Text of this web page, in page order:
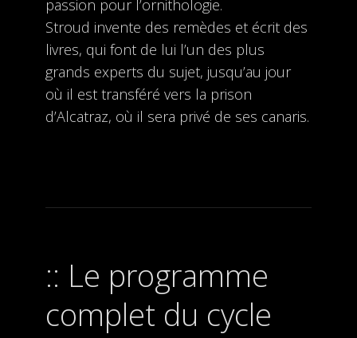
passion pour l’ornithologie.
Stroud invente des remèdes et écrit des
livres, qui font de lui l’un des plus
grands experts du sujet, jusqu’au jour
où il est transféré vers la prison
d’Alcatraz, où il sera privé de ses canaris.
Le programme
complet du cycle